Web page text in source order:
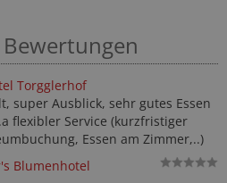
Torgglerhof
super Ausblick, sehr gutes Essen
flexibler Service (kurzfristiger
Essen am Zimmer,..)
Blumenhotel